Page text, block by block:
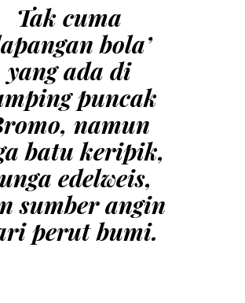
Tak cuma
bola’
yang ada di
puncak
namun
batu keripik,
edelweis,
sumber angin
perut bumi.